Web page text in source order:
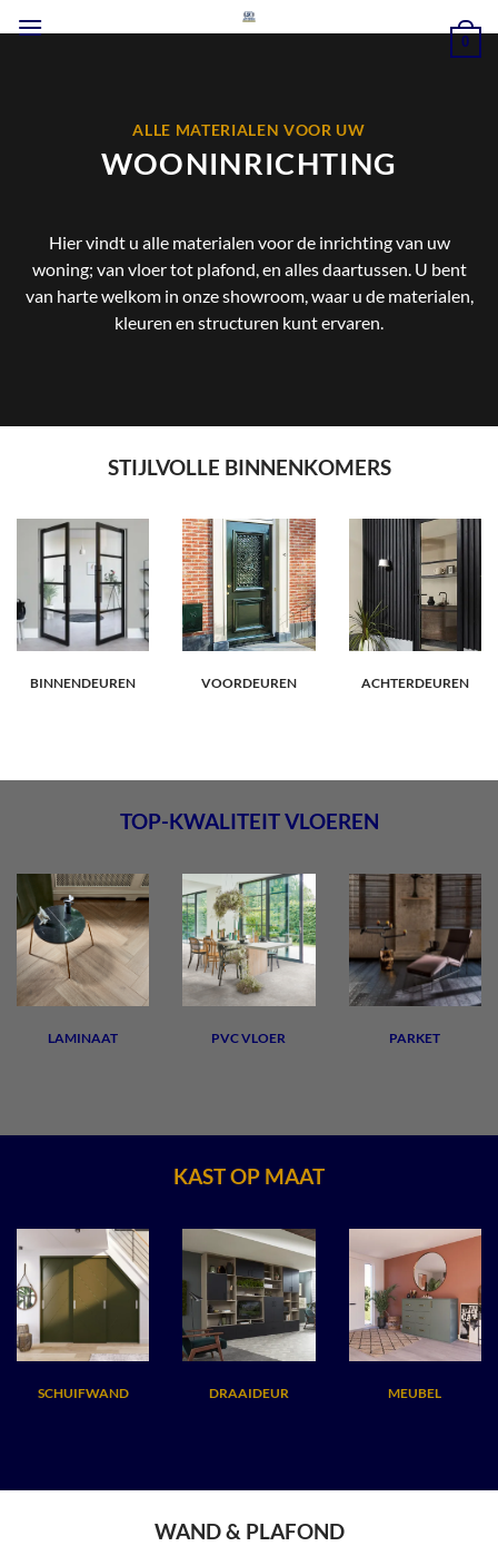
naar
0
ALLE MATERIALEN VOOR UW
WOONINRICHTING
Hier vindt u alle materialen voor de inrichting van uw
woning; van vloer tot plafond, en alles daartussen. U bent
van harte welkom in onze showroom, waar u de materialen,
kleuren en structuren kunt ervaren.
STIJLVOLLE BINNENKOMERS
BINNENDEUREN VOORDEUREN ACHTERDEUREN
TOP-KWALITEIT VLOEREN
LAMINAAT PVC VLOER PARKET
KAST OP MAAT
SCHUIFWAND DRAAIDEUR MEUBEL
WAND & PLAFOND